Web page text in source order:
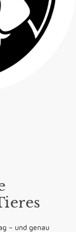
– und genau